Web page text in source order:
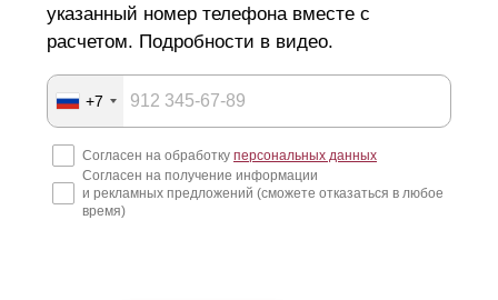
указанный номер телефона вместе с
расчетом. Подробности в видео.
+7
Согласен на обработку персональных данных
Согласен на получение информации
и рекламных предложений (сможете отказаться в любое
время)